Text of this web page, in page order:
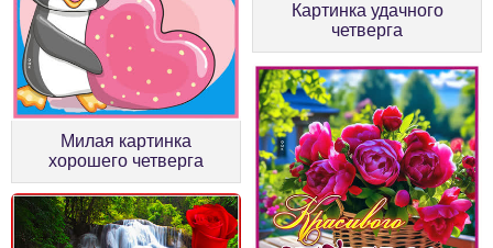
Милая картинка
хорошего четверга
Картинка удачного
четверга